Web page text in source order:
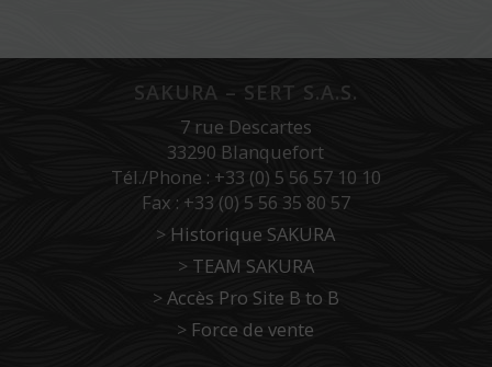
SAKURA – SERT S.A.S.
7 rue Descartes
33290 Blanquefort
Tél./Phone : +33 (0) 5 56 57 10 10
Fax : +33 (0) 5 56 35 80 57
> Historique SAKURA
> TEAM SAKURA
> Accès Pro Site B to B
> Force de vente